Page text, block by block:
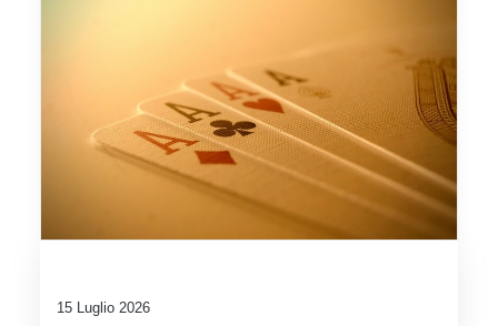
15 Luglio 2026